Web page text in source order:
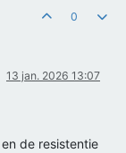
0
13 jan. 2026 13:07
de resistentie